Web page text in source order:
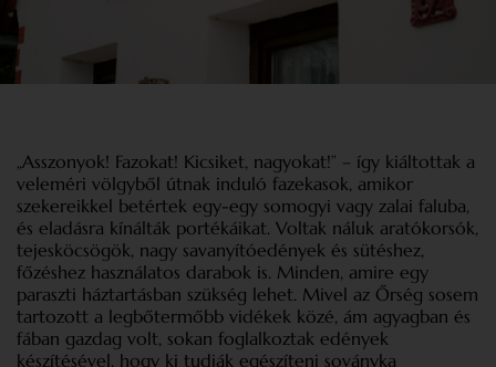
„Asszonyok! Fazokat! Kicsiket, nagyokat!” – így kiáltottak a
veleméri völgyből útnak induló fazekasok, amikor
szekereikkel betértek egy-egy somogyi vagy zalai faluba,
és eladásra kínálták portékáikat. Voltak náluk aratókorsók,
tejesköcsögök, nagy savanyítóedények és sütéshez,
főzéshez használatos darabok is. Minden, amire egy
paraszti háztartásban szükség lehet. Mivel az Őrség sosem
tartozott a legbőtermőbb vidékek közé, ám agyagban és
fában gazdag volt, sokan foglalkoztak edények
készítésével, hogy ki tudják egészíteni soványka